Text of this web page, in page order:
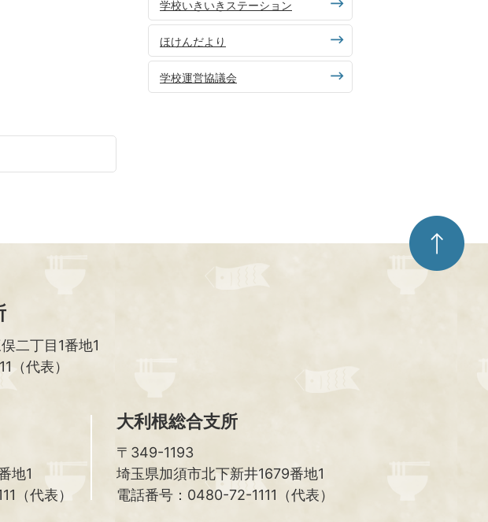
学校いきいきステーション
ほけんだより
学校運営協議会
ペ
ー
ジ
二丁目1番地1
（代表）
地1
（代表）
大利根総合支所
〒349-1193
埼玉県加須市北下新井1679番地1
電話番号：0480-72-1111（代表）